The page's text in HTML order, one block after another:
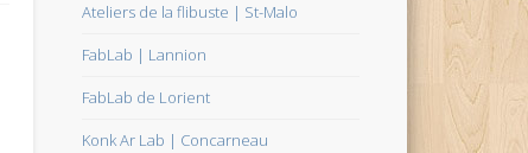
Ateliers de la flibuste | St-Malo
FabLab | Lannion
FabLab de Lorient
Konk Ar Lab | Concarneau